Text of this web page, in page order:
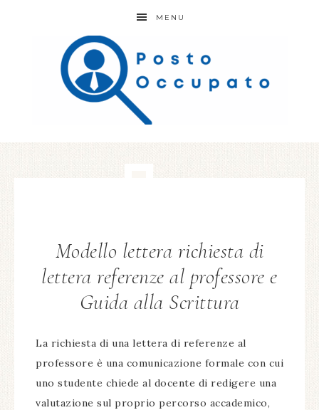
MENU
Modello lettera richiesta di
lettera referenze al professore e
Guida alla Scrittura
La richiesta di una lettera di referenze al
professore è una comunicazione formale con cui
uno studente chiede al docente di redigere una
valutazione sul proprio percorso accademico,